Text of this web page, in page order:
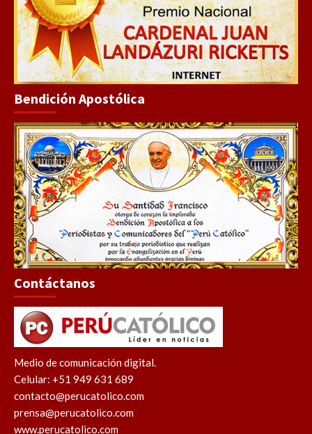
Bendición Apostólica
Contáctanos
Medio de comunicación digital.
Celular: +51 949 631 689
contacto@perucatolico.com
prensa@perucatolico.com
www.perucatolico.com